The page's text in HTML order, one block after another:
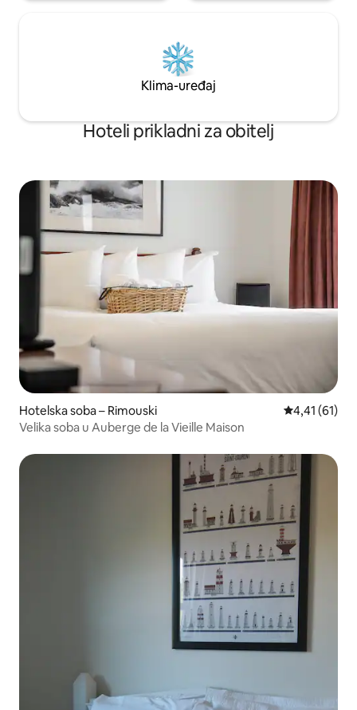
Klima-uređaj
Hoteli prikladni za obitelj
Hotelska soba – Rimouski Prosječna
4,41 (61)
Velika soba u Auberge de la Vieille Maison